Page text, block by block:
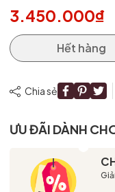
3.450.000₫
Hết hàng
Chia sẻ
ƯU ĐÃI DÀNH